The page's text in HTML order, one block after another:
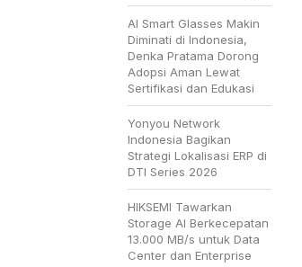
AI Smart Glasses Makin
Diminati di Indonesia,
Denka Pratama Dorong
Adopsi Aman Lewat
Sertifikasi dan Edukasi
Yonyou Network
Indonesia Bagikan
Strategi Lokalisasi ERP di
DTI Series 2026
HIKSEMI Tawarkan
Storage AI Berkecepatan
13.000 MB/s untuk Data
Center dan Enterprise